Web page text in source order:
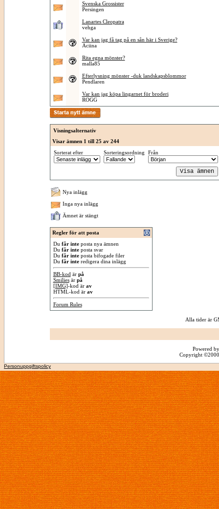
Svenska Grossister
Persingen
Lanartes Cleopatra
vehga
Var kan jag få tag på en sån här i Sverige?
Aciina
Rita egna mönster?
malla85
Efterlysning mönster -duk landskapsblommor
Pendlaren
Var kan jag köpa lingarnet för broderi
ROGG
Visningsalternativ
Visar ämnen 1 till 25 av 244
Sorterat efter
Sorteringsordning Från
Nya inlägg
Inga nya inlägg
Ämnet är stängt
Regler för att posta
Du får inteposta nya ämnen
Du får inteposta svar
Du får inteposta bifogade filer
Du får interedigera dina inlägg
BB-kod är på
Smiliesär på
[IMG]-kod är av
HTML-kod är av
Forum Rules
Alla tider är
Powered
Copyright
Personuppgiftspolicy